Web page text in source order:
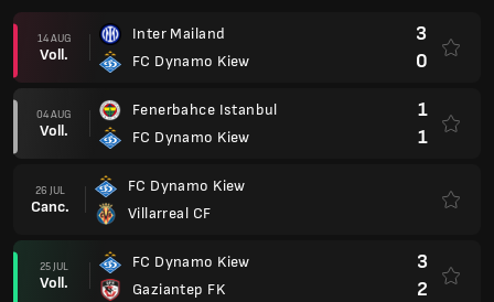
14 AUG
Voll.
Inter Mailand
FC Dynamo Kiew
3
0
04 AUG
Voll.
Fenerbahce Istanbul
FC Dynamo Kiew
1
1
26 JUL
Canc.
FC Dynamo Kiew
Villarreal CF
25 JUL
Voll.
FC Dynamo Kiew
Gaziantep FK
3
2